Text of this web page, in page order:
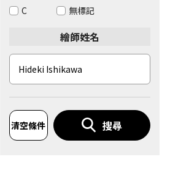
C
無標記
繪師姓名
清空條件 搜尋